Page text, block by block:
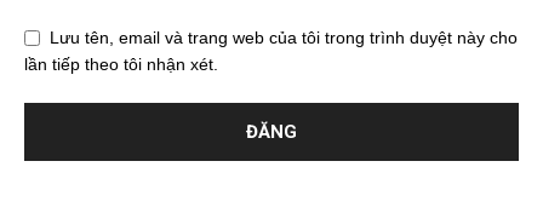
Lưu tên, email và trang web của tôi trong trình duyệt này cho
lần tiếp theo tôi nhận xét.